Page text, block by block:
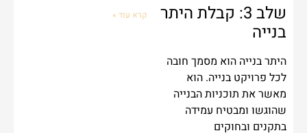
קרא עוד »
שלב 3: קבלת היתר
בנייה
היתר בנייה הוא מסמך חובה
לכל פרויקט בנייה. הוא
מאשר את תוכניות הבנייה
שהוגשו ומבטיח עמידה
בתקנים ובחוקים